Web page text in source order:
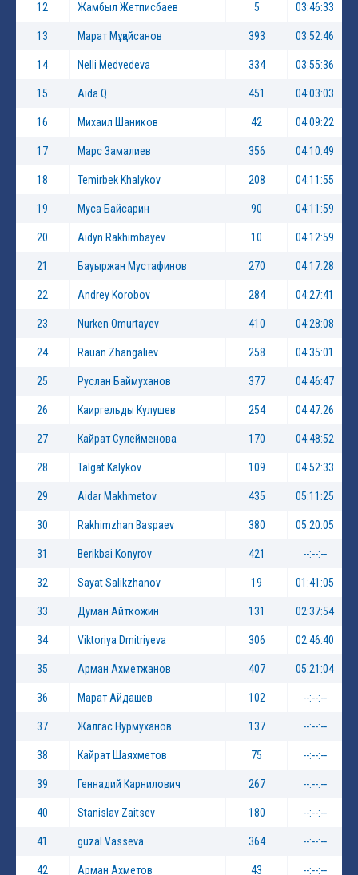
12 Жамбыл Жетписбаев 5 03:46:33
13 Марат Мұқайсанов 393 03:52:46
14 Nelli Medvedeva 334 03:55:36
15 Aida Q 451 04:03:03
16 Михаил Шаников 42 04:09:22
17 Марс Замалиев 356 04:10:49
18 Temirbek Khalykov 208 04:11:55
19 Mуса Байсарин 90 04:11:59
20 Aidyn Rakhimbayev 10 04:12:59
21 Бауыржан Мустафинов 270 04:17:28
22 Andrey Korobov 284 04:27:41
23 Nurken Omurtayev 410 04:28:08
24 Rauan Zhangaliev 258 04:35:01
25 Руслан Баймуханов 377 04:46:47
26 Каиргельды Кулушев 254 04:47:26
27 Кайрат Сулейменова 170 04:48:52
28 Talgat Kalykov 109 04:52:33
29 Aidar Makhmetov 435 05:11:25
30 Rakhimzhan Baspaev 380 05:20:05
31 Berikbai Konyrov 421 --:--:--
32 Sayat Salikzhanov 19 01:41:05
33 Думан Айткожин 131 02:37:54
34 Viktoriya Dmitriyeva 306 02:46:40
35 Арман Ахметжанов 407 05:21:04
36 Марат Айдашев 102 --:--:--
37 Жалгас Нурмуханов 137 --:--:--
38 Кайрат Шаяхметов 75 --:--:--
39 Геннадий Карнилович 267 --:--:--
40 Stanislav Zaitsev 180 --:--:--
41 guzal Vasseva 364 --:--:--
42 Арман Ахметов 43 --:--:--